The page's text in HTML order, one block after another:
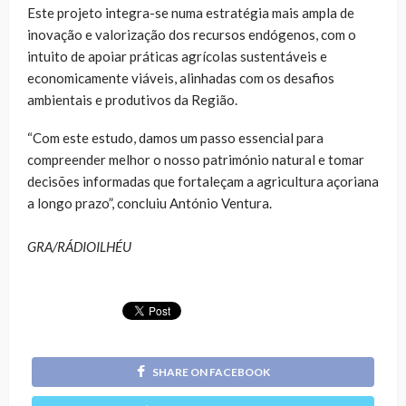
Este projeto integra-se numa estratégia mais ampla de
inovação e valorização dos recursos endógenos, com o
intuito de apoiar práticas agrícolas sustentáveis e
economicamente viáveis, alinhadas com os desafios
ambientais e produtivos da Região.
“Com este estudo, damos um passo essencial para
compreender melhor o nosso património natural e tomar
decisões informadas que fortaleçam a agricultura açoriana
a longo prazo”, concluiu António Ventura.
GRA/RÁDIOILHÉU
SHARE ON FACEBOOK